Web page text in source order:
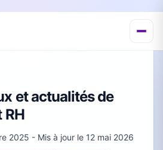
et actualités de
RH
2025 - Mis à jour le 12 mai 2026